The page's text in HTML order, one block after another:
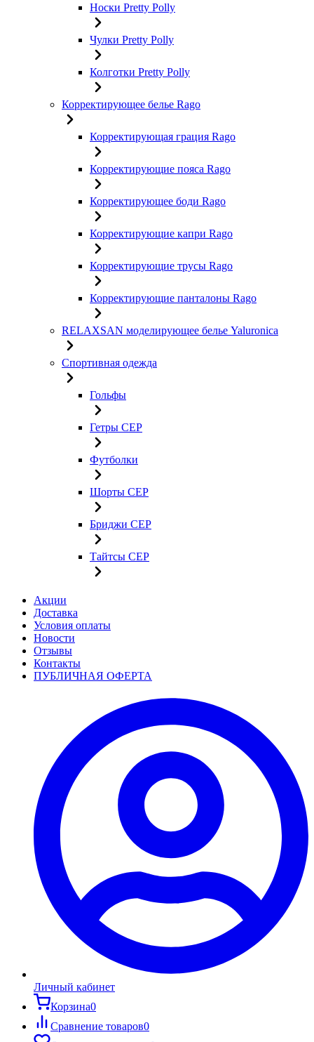
Носки Pretty Polly
Чулки Pretty Polly
Колготки Pretty Polly
Корректирующее белье Rago
Корректирующая грация Rago
Корректирующие пояса Rago
Корректирующее боди Rago
Корректирующие капри Rago
Корректирующие трусы Rago
Корректирующие панталоны Rago
RELAXSAN моделирующее белье Yaluroniсa
Спортивная одежда
Гольфы
Гетры CEP
Футболки
Шорты CEP
Бриджи CEP
Тайтсы CEP
Акции
Доставка
Условия оплаты
Новости
Отзывы
Контакты
ПУБЛИЧНАЯ ОФЕРТА
Личный кабинет
Корзина0
Сравнение товаров0